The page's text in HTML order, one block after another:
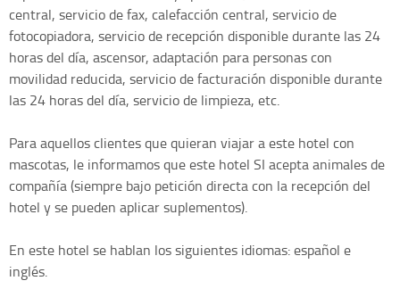
central, servicio de fax, calefacción central, servicio de
fotocopiadora, servicio de recepción disponible durante las 24
horas del día, ascensor, adaptación para personas con
movilidad reducida, servicio de facturación disponible durante
las 24 horas del día, servicio de limpieza, etc.
Para aquellos clientes que quieran viajar a este hotel con
mascotas, le informamos que este hotel SI acepta animales de
compañía (siempre bajo petición directa con la recepción del
hotel y se pueden aplicar suplementos).
En este hotel se hablan los siguientes idiomas: español e
inglés.